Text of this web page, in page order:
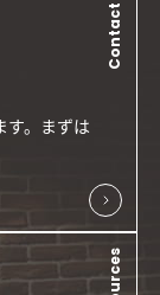
す。まずは
Contact